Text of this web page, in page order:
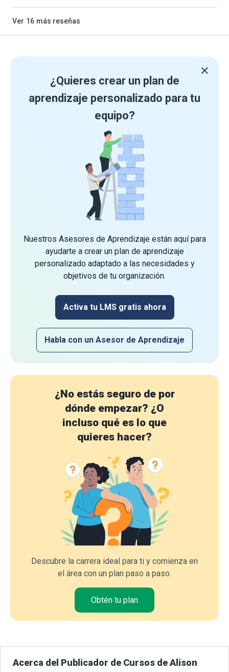
Ver 16 más reseñas
¿Quieres crear un plan de
aprendizaje personalizado para tu
equipo?
Nuestros Asesores de Aprendizaje están aquí para
ayudarte a crear un plan de aprendizaje
personalizado adaptado a las necesidades y
objetivos de tu organización.
Activa tu LMS gratis ahora
Habla con un Asesor de Aprendizaje
¿No estás seguro de por
dónde empezar? ¿O
incluso qué es lo que
quieres hacer?
Descubre la carrera ideal para ti y comienza en
el área con un plan paso a paso.
Obtén tu plan
Acerca del Publicador de Cursos de Alison